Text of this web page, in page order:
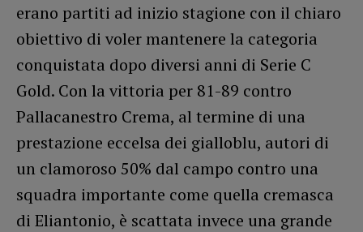
erano partiti ad inizio stagione con il chiaro
obiettivo di voler mantenere la categoria
conquistata dopo diversi anni di Serie C
Gold. Con la vittoria per 81-89 contro
Pallacanestro Crema, al termine di una
prestazione eccelsa dei gialloblu, autori di
un clamoroso 50% dal campo contro una
squadra importante come quella cremasca
di Eliantonio, è scattata invece una grande